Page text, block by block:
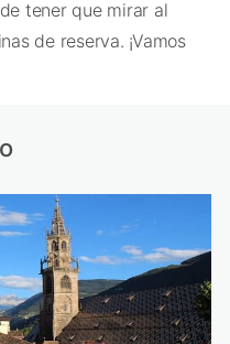
tener que mirar al
de reserva. ¡Vamos